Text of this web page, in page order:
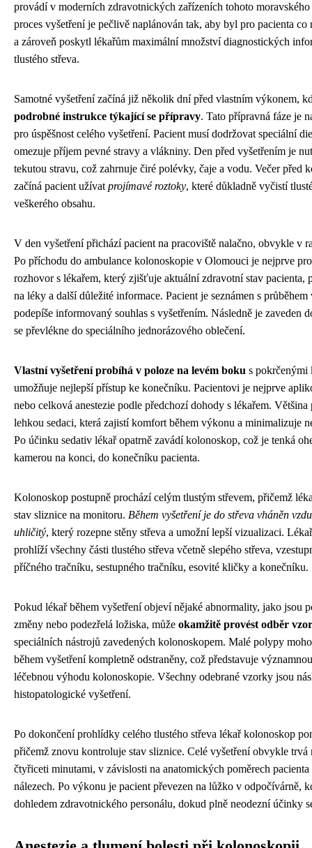
provádí v moderních zdravotnických zařízeních tohoto moravského
proces vyšetření je pečlivě naplánován tak, aby byl pro pacienta co
a zároveň poskytl lékařům maximální množství diagnostických
tlustého střeva.
Samotné vyšetření začíná již několik dní před vlastním výkonem,
podrobné instrukce týkající se přípravy. Tato přípravná fáze je
pro úspěšnost celého vyšetření. Pacient musí dodržovat speciální
omezuje příjem pevné stravy a vlákniny. Den před vyšetřením je
tekutou stravu, což zahrnuje čiré polévky, čaje a vodu. Večer před
začíná pacient užívat projímavé roztoky, které důkladně vyčistí
veškerého obsahu.
V den vyšetření přichází pacient na pracoviště nalačno, obvykle v
Po příchodu do ambulance kolonoskopie v Olomouci je nejprve
rozhovor s lékařem, který zjišťuje aktuální zdravotní stav pacienta,
na léky a další důležité informace. Pacient je seznámen s
podepíše informovaný souhlas s vyšetřením. Následně je zaveden
se převlékne do speciálního jednorázového oblečení.
Vlastní vyšetření probíhá v poloze na levém boku s pokrčenými
umožňuje nejlepší přístup ke konečníku. Pacientovi je nejprve
nebo celková anestezie podle předchozí dohody s lékařem.
lehkou sedaci, která zajistí komfort během výkonu a minimalizuje
Po účinku sedativ lékař opatrně zavádí kolonoskop, což je tenká
kamerou na konci, do konečníku pacienta.
Kolonoskop postupně prochází celým tlustým střevem, přičemž
stav sliznice na monitoru. Během vyšetření je do střeva vháněn
uhličitý, který rozepne stěny střeva a umožní lepší vizualizaci.
prohlíží všechny části tlustého střeva včetně slepého střeva,
příčného tračníku, sestupného tračníku, esovité kličky a konečníku.
Pokud lékař během vyšetření objeví nějaké abnormality, jako jsou
změny nebo podezřelá ložiska, může okamžitě provést odběr
speciálních nástrojů zavedených kolonoskopem. Malé polypy
během vyšetření kompletně odstraněny, což představuje
léčebnou výhodu kolonoskopie. Všechny odebrané vzorky jsou
histopatologické vyšetření.
Po dokončení prohlídky celého tlustého střeva lékař kolonoskop
přičemž znovu kontroluje stav sliznice. Celé vyšetření obvykle trvá
čtyřiceti minutami, v závislosti na anatomických poměrech
nálezech. Po výkonu je pacient převezen na lůžko v odpočívárně,
dohledem zdravotnického personálu, dokud plně neodezní účinky